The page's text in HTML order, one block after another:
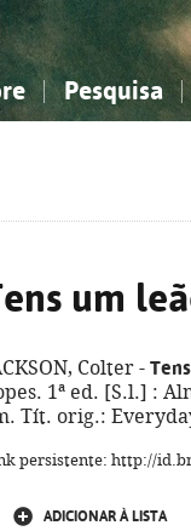
Pesquisa
um
Colter -
1ª ed. [S.l.] :
Tít. orig.:
persistente: http://
ADICIONAR À LISTA